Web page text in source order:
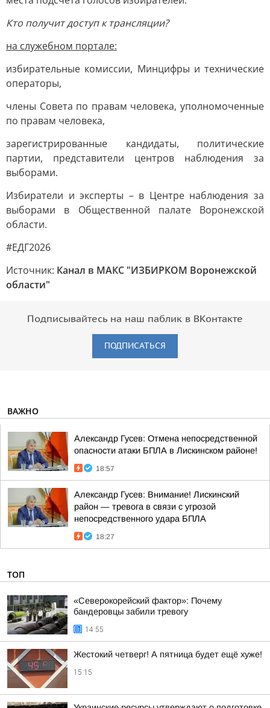
Кто получит доступ к трансляции?
на служебном портале:
избирательные комиссии, Минцифры и технические
операторы,
члены Совета по правам человека, уполномоченные
по правам человека,
зарегистрированные кандидаты, политические
партии, представители центров наблюдения за
выборами.
Избиратели и эксперты – в Центре наблюдения за
выборами в Общественной палате Воронежской
области.
#ЕДГ2026
Источник: Канал в МАКС "ИЗБИРКОМ Воронежской
области"
Подписывайтесь на наш паблик в ВКонтакте
ПОДПИСАТЬСЯ
ВАЖНО
Александр Гусев: Отмена непосредственной
опасности атаки БПЛА в Лискинском районе!
18:57
Александр Гусев: Внимание! Лискинский
район — тревога в связи с угрозой
непосредственного удара БПЛА
18:27
ТОП
«Северокорейский фактор»: Почему
бандеровцы забили тревогу
14:55
Жестокий четверг! А пятница будет ещё хуже!
15:15